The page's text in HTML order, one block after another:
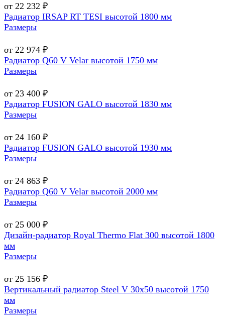
от 22 232 ₽
Радиатор IRSAP RT TESI высотой 1800 мм
Размеры
от 22 974 ₽
Радиатор Q60 V Velar высотой 1750 мм
Размеры
от 23 400 ₽
Радиатор FUSION GALO высотой 1830 мм
Размеры
от 24 160 ₽
Радиатор FUSION GALO высотой 1930 мм
Размеры
от 24 863 ₽
Радиатор Q60 V Velar высотой 2000 мм
Размеры
от 25 000 ₽
Дизайн-радиатор Royal Thermo Flat 300 высотой 1800
мм
Размеры
от 25 156 ₽
Вертикальный радиатор Steel V 30х50 высотой 1750
мм
Размеры